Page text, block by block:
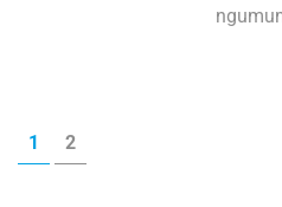
Paginasi
pos
HALAMAN
1 HALAMAN
2